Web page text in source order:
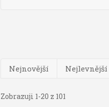
Nejnovější Nejlevnější
Zobrazuji 1-20 z 101